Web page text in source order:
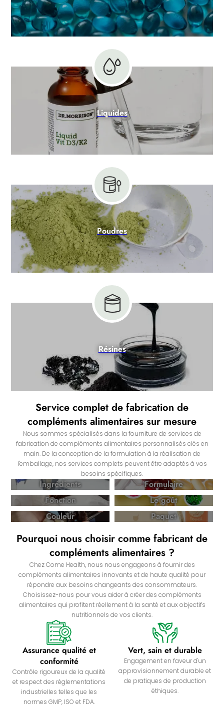
Liquides
Poudres
Résines
Service complet de fabrication de
compléments alimentaires sur mesure
Nous sommes spécialisés dans la fourniture de services de
fabrication de compléments alimentaires personnalisés clés en
main. De la conception de la formulation à la réalisation de
l'emballage, nos services complets peuvent être adaptés à vos
besoins spécifiques.
Ingrédients
Formulaire
Fonction
Le goût
Couleur
Paquet
Pourquoi nous choisir comme fabricant de
compléments alimentaires ?
Chez Come Health, nous nous engageons à fournir des
compléments alimentaires innovants et de haute qualité pour
répondre aux besoins changeants des consommateurs.
Choisissez-nous pour vous aider à créer des compléments
alimentaires qui profitent réellement à la santé et aux objectifs
nutritionnels de vos clients.
Assurance qualité et
conformité
Contrôle rigoureux de la qualité
et respect des réglementations
industrielles telles que les
normes GMP, ISO et FDA.
Vert, sain et durable
Engagement en faveur d'un
approvisionnement durable et
de pratiques de production
éthiques.